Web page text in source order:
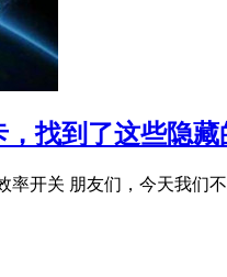
找到了这些隐
率开关 朋友们，今天我